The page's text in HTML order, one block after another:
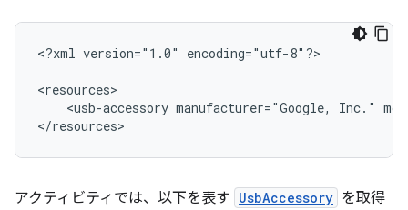
<?xml version="1.0" encoding="utf-8"?>
<usb-accessory manufacturer="Google, Inc."
</resources>
アクティビティでは、以下を表す UsbAccessory を取得